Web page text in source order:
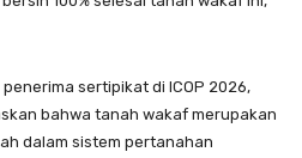
sertipikat di ICOP 2026,
bahwa tanah wakaf merupakan
dalam sistem pertanahan